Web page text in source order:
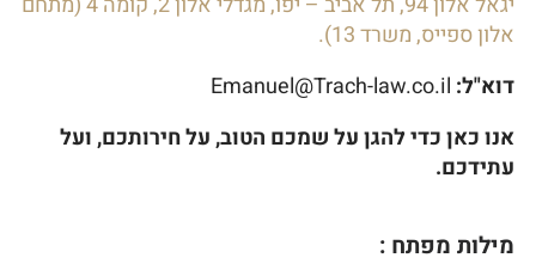
אלון ספייס, משרד 13).
דוא"ל:
אנו כאן כדי להגן על שמכם הטוב, על חירותכם, ועל
עתידכם.
מילות מפתח :